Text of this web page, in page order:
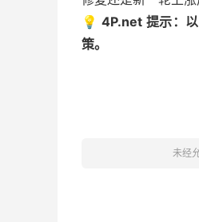
💡 4P.net 提示：
策。
未经